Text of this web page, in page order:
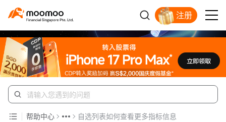
注册
帮助中心 自选列表如何查看更多指标信息